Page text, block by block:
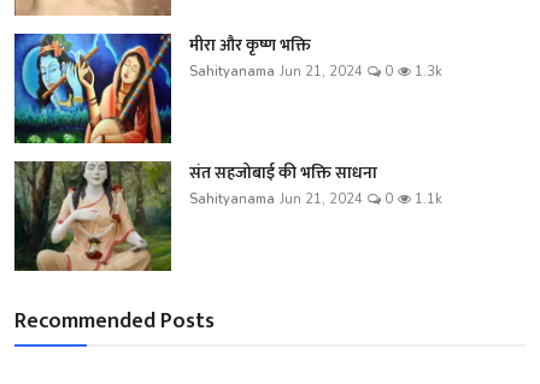
मीरा और कृष्ण भक्ति
Sahityanama Jun 21, 2024 0 1.3k
संत सहजोबाई की भक्ति साधना
Sahityanama Jun 21, 2024 0 1.1k
Recommended Posts